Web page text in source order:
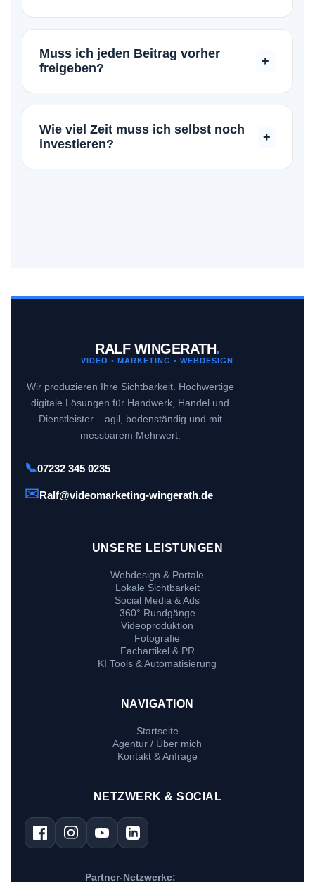
Fotografie schnüren wir Ihnen keine reinen
„Planungs-Pakete“, sondern erstellen das visuelle
Material direkt mit – hochwertig und
Muss ich jeden Beitrag vorher
freigeben?
+
Redaktionsplan. Dort sehen Sie Wochen im
einem Klick Freigaben erteilen oder Änderungen
Wie viel Zeit muss ich selbst noch
investieren?
+
RALF WINGERATH.
VIDEO • MARKETING • WEBDESIGN
Wir produzieren Ihre Sichtbarkeit. Hochwertige
digitale Lösungen für Handwerk, Handel und
Dienstleister – agil, bodenständig und mit
messbarem Mehrwert.
📞07232 345 0235
✉️Ralf@videomarketing-wingerath.de
UNSERE LEISTUNGEN
Webdesign & Portale
Lokale Sichtbarkeit
Social Media & Ads
360° Rundgänge
Videoproduktion
Fotografie
Fachartikel & PR
KI Tools & Automatisierung
NAVIGATION
Startseite
Agentur / Über mich
Kontakt & Anfrage
NETZWERK & SOCIAL
Partner-Netzwerke: